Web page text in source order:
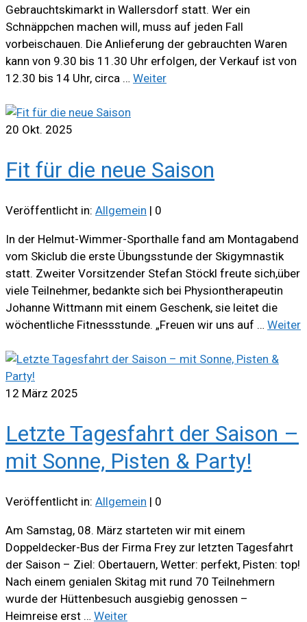
Gebrauchtskimarkt in Wallersdorf statt. Wer ein
Schnäppchen machen will, muss auf jeden Fall
vorbeischauen. Die Anlieferung der gebrauchten Waren
kann von 9.30 bis 11.30 Uhr erfolgen, der Verkauf ist von
12.30 bis 14 Uhr, circa … Weiter
20 Okt. 2025
Fit für die neue Saison
Veröffentlicht in: Allgemein | 0
In der Helmut-Wimmer-Sporthalle fand am Montagabend
vom Skiclub die erste Übungsstunde der Skigymnastik
statt. Zweiter Vorsitzender Stefan Stöckl freute sich,über
viele Teilnehmer, bedankte sich bei Physiontherapeutin
Johanne Wittmann mit einem Geschenk, sie leitet die
wöchentliche Fitnessstunde. „Freuen wir uns auf … Weiter
12 März 2025
Letzte Tagesfahrt der Saison –
mit Sonne, Pisten & Party!
Veröffentlicht in: Allgemein | 0
Am Samstag, 08. März starteten wir mit einem
Doppeldecker-Bus der Firma Frey zur letzten Tagesfahrt
der Saison – Ziel: Obertauern, Wetter: perfekt, Pisten: top!
Nach einem genialen Skitag mit rund 70 Teilnehmern
wurde der Hüttenbesuch ausgiebig genossen –
Heimreise erst … Weiter